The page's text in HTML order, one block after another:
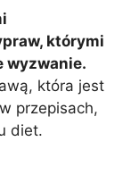
którymi
wyzwanie.
która jest
przepisach,
diet.